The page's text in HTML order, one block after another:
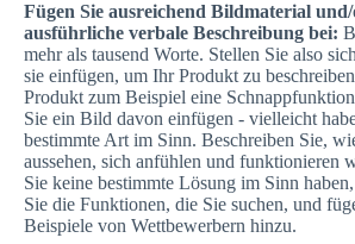
Fügen Sie ausreichend Bildmaterial
ausführliche verbale Beschreibung bei:
mehr als tausend Worte. Stellen Sie also
sie einfügen, um Ihr Produkt zu
Produkt zum Beispiel eine
Sie ein Bild davon einfügen - vielleicht
bestimmte Art im Sinn. Beschreiben Sie,
aussehen, sich anfühlen und funktionieren
Sie keine bestimmte Lösung im Sinn
Sie die Funktionen, die Sie suchen, und
Beispiele von Wettbewerbern hinzu.